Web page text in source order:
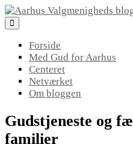
Skip
to
Forside
Med Gud for Aarhus
Centeret
Netværket
Om bloggen
Gudstjeneste og
familier